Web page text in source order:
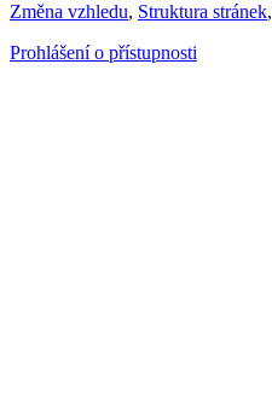
Změna vzhledu, Struktura stránek,
Prohlášení o přístupnosti